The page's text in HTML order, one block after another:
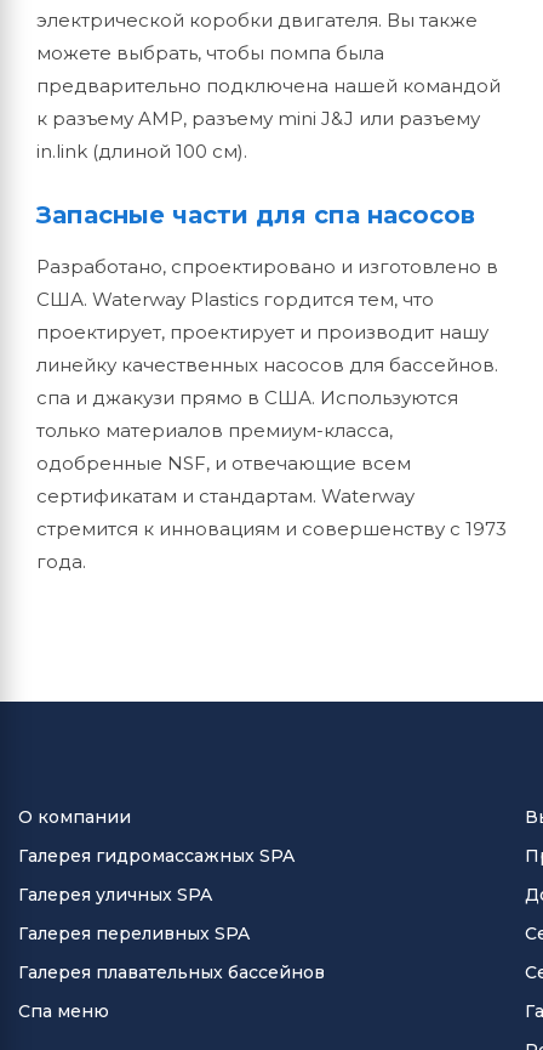
электрической коробки двигателя. Вы также
можете выбрать, чтобы помпа была
предварительно подключена нашей командой
к разъему AMP, разъему mini J&J или разъему
in.link (длиной 100 см).
Запасные части для спа насосов
Разработано, спроектировано и изготовлено в
США. Waterway Plastics гордится тем, что
проектирует, проектирует и производит нашу
линейку качественных насосов для бассейнов.
спа и джакузи прямо в США. Используются
только материалов премиум-класса,
одобренные NSF, и отвечающие всем
сертификатам и стандартам. Waterway
стремится к инновациям и совершенству с 1973
года.
О компании
Галерея гидромассажных SPA
Галерея уличных SPA
Галерея переливных SPA
Галерея плавательных бассейнов
Спа меню